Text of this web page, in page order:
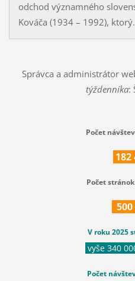
odchod významného
Kováča (1934 – 1992),
Správca a administrátor
týždenníka:
Počet
182
Počet
500
V roku 2025
vyše 340
Počet